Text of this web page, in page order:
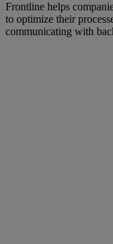
Frontline helps
to optimize their
communicating with